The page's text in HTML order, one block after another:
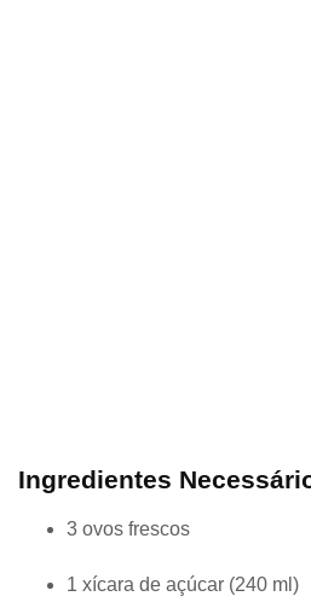
Ingredientes
3 ovos frescos
1 xícara de açúcar (240 ml)